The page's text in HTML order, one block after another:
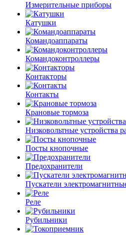
Измерительные приборы
Катушки
Командоаппараты
Командоконтроллеры
Контакторы
Контакты
Крановые тормоза
Низковольтные устройства
Посты кнопочные
Предохранители
Пускатели
Реле
Рубильники